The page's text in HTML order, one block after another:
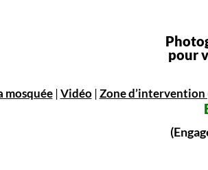
pour
mosquée|Vidéo|Zone d’intervention